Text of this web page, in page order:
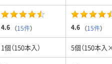
4.6 （15件） 4.6 （15件）
1個（150本入） 5個（150本入